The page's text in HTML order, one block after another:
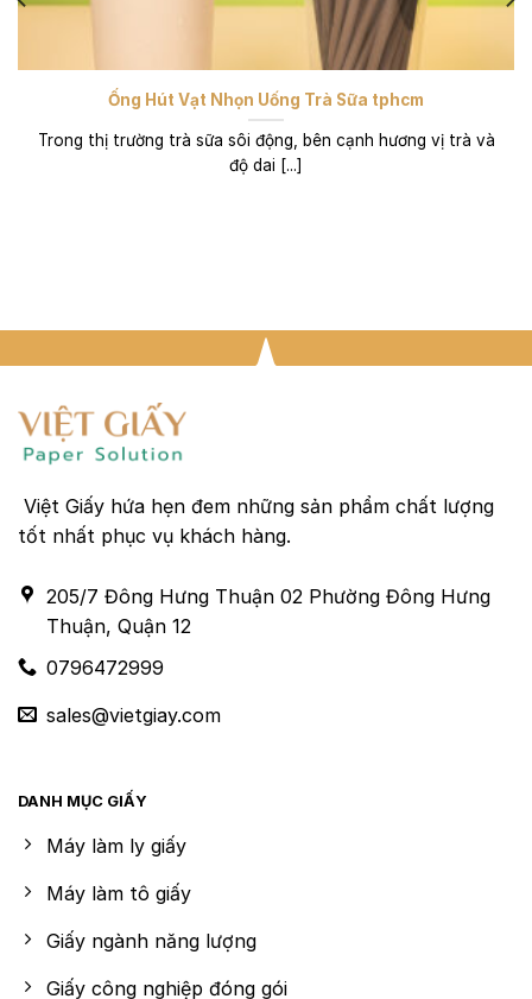
Ống Hút Vạt Nhọn Uống Trà Sữa tphcm
Trong thị trường trà sữa sôi động, bên cạnh hương vị trà và
độ dai [...]
Việt Giấy hứa hẹn đem những sản phẩm chất lượng
tốt nhất phục vụ khách hàng.
205/7 Đông Hưng Thuận 02 Phường Đông Hưng
Thuận, Quận 12
0796472999
sales@vietgiay.com
DANH MỤC GIẤY
Máy làm ly giấy
Máy làm tô giấy
Giấy ngành năng lượng
Giấy công nghiệp đóng gói